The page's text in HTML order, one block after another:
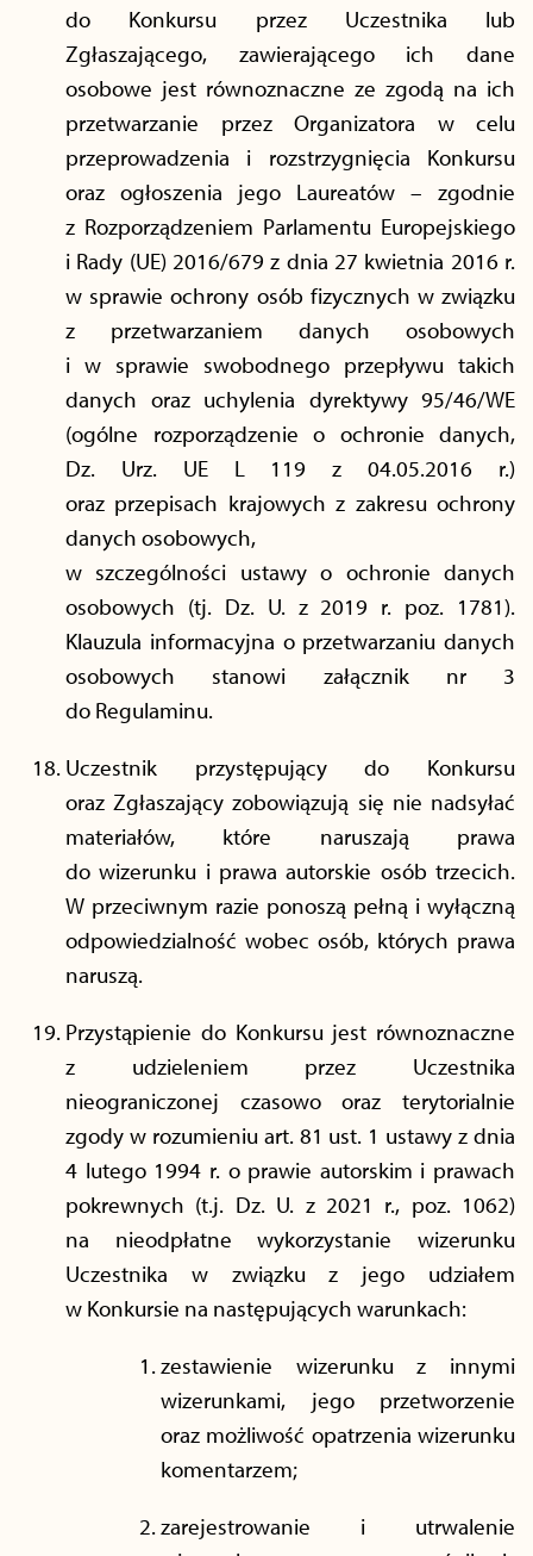
do Konkursu przez Uczestnika lub
Zgłaszającego, zawierającego ich dane
osobowe jest równoznaczne ze zgodą na ich
przetwarzanie przez Organizatora w celu
przeprowadzenia i rozstrzygnięcia Konkursu
oraz ogłoszenia jego Laureatów – zgodnie
z Rozporządzeniem Parlamentu Europejskiego
i Rady (UE) 2016/679 z dnia 27 kwietnia 2016 r.
w sprawie ochrony osób fizycznych w związku
z przetwarzaniem danych osobowych
i w sprawie swobodnego przepływu takich
danych oraz uchylenia dyrektywy 95/46/WE
(ogólne rozporządzenie o ochronie danych,
Dz. Urz. UE L 119 z 04.05.2016 r.)
oraz przepisach krajowych z zakresu ochrony
danych osobowych,
w szczególności ustawy o ochronie danych
osobowych (tj. Dz. U. z 2019 r. poz. 1781).
Klauzula informacyjna o przetwarzaniu danych
osobowych stanowi załącznik nr 3
do Regulaminu.
Uczestnik przystępujący do Konkursu
oraz Zgłaszający zobowiązują się nie nadsyłać
materiałów, które naruszają prawa
do wizerunku i prawa autorskie osób trzecich.
W przeciwnym razie ponoszą pełną i wyłączną
odpowiedzialność wobec osób, których prawa
naruszą.
Przystąpienie do Konkursu jest równoznaczne
z udzieleniem przez Uczestnika
nieograniczonej czasowo oraz terytorialnie
zgody w rozumieniu art. 81 ust. 1 ustawy z dnia
4 lutego 1994 r. o prawie autorskim i prawach
pokrewnych (t.j. Dz. U. z 2021 r., poz. 1062)
na nieodpłatne wykorzystanie wizerunku
Uczestnika w związku z jego udziałem
w Konkursie na następujących warunkach:
zestawienie wizerunku z innymi
wizerunkami, jego przetworzenie
oraz możliwość opatrzenia wizerunku
komentarzem;
zarejestrowanie i utrwalenie